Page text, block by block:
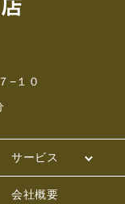
−１０
サービス
会社概要